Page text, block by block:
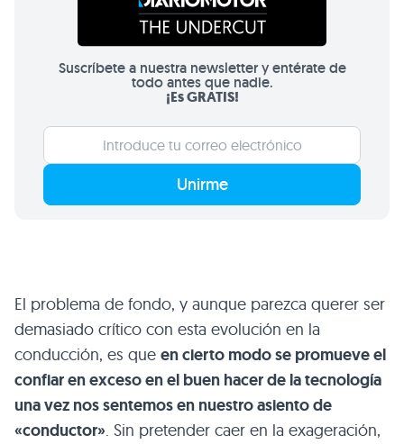
Suscríbete a nuestra newsletter y entérate de
todo antes que nadie.
¡Es GRATIS!
Unirme
El problema de fondo, y aunque parezca querer ser
demasiado crítico con esta evolución en la
conducción, es que en cierto modo se promueve el
confiar en exceso en el buen hacer de la tecnología
una vez nos sentemos en nuestro asiento de
«conductor». Sin pretender caer en la exageración,